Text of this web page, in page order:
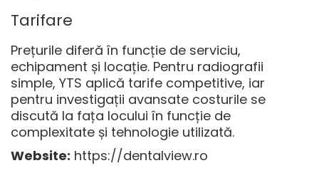
Tarifare
Prețurile diferă în funcție de serviciu,
echipament și locație. Pentru radiografii
simple, YTS aplică tarife competitive, iar
pentru investigații avansate costurile se
discută la fața locului în funcție de
complexitate și tehnologie utilizată.
Website: https://dentalview.ro